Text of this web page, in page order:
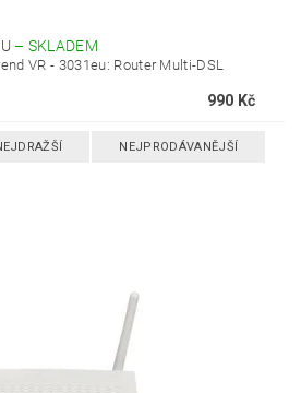
– SKLADEM
VR - 3031eu: Router Multi-DSL
990 Kč
NEJPRODÁVANĚJŠÍ